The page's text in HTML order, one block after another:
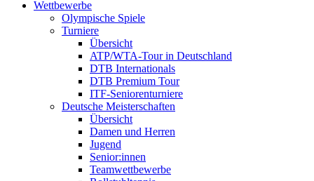
Wettbewerbe
Olympische Spiele
Turniere
Übersicht
ATP/WTA-Tour in Deutschland
DTB Internationals
DTB Premium Tour
ITF-Seniorenturniere
Deutsche Meisterschaften
Übersicht
Damen und Herren
Jugend
Senior:innen
Teamwettbewerbe